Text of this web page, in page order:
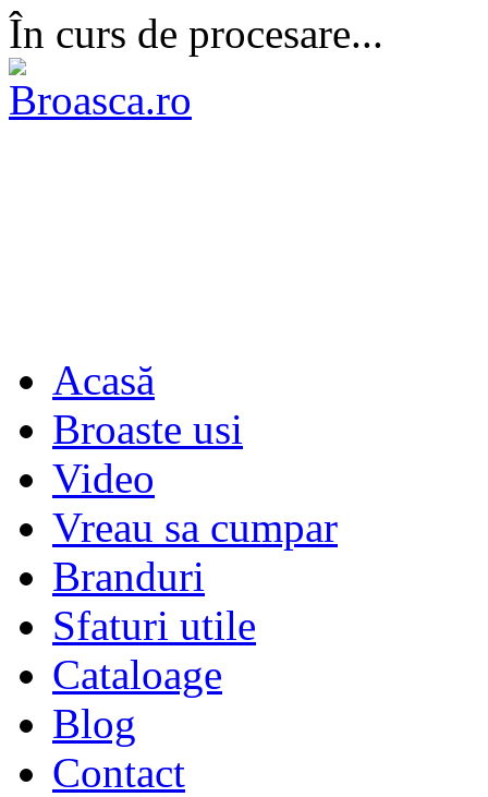
În curs de procesare...
Acasă
Broaste usi
Video
Vreau sa cumpar
Branduri
Sfaturi utile
Cataloage
Blog
Contact